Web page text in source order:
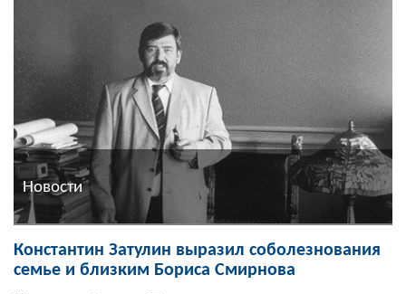
Новости
Константин Затулин выразил соболезнования
семье и близким Бориса Смирнова